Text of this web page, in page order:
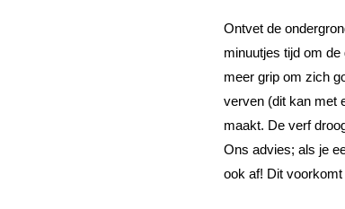
Ontvet de
minuutjes tijd om
meer grip om zich
verven (dit kan met
maakt. De verf
Ons advies; als je
ook af! Dit